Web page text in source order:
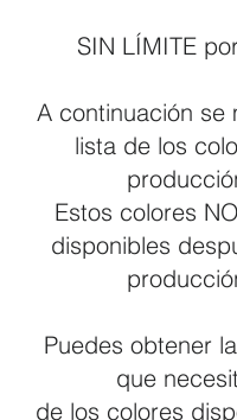
SIN LÍMITE
A continuación se
lista de los
Estos colores
disponibles
Puedes obtener
que
de los colores